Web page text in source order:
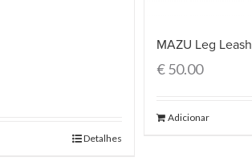
Detalhes
MAZU Leg Leash
€50.00
Adicionar